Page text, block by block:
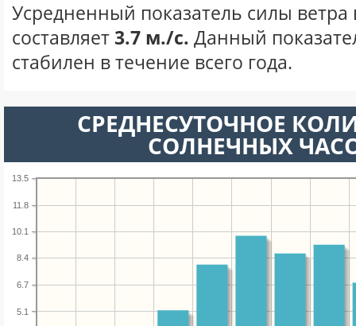
Усредненный показатель силы ветра
составляет3.7 м./с. Данный
стабилен в течение всего года.
СРЕДНЕСУТОЧНОЕ
СОЛНЕЧНЫХ
5.1
6.7
8.4
10.1
11.8
13.5